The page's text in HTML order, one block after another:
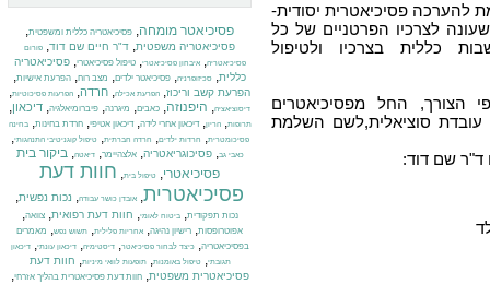
להערכה פסיכיאטרית יסודית-
לצרכיו הפרטניים של כל
כללית בצרכיו ולטיפול
הצורך, החל מפסיכיאטרים
עובדת סוציאלית,לשם השלמת
ד"ר שם דוד:
פסיכיאטר מומחה, פסיכיאטריה כללית ומשפטית,
פסיכיאטריה משפטית, ד"ר חיים שם דוד, פורום
פסיכיאטריה,איבחון פסיכיאטרי,טיפול פסיכיאטרי,פסיכיאטריה
כללית, סכיזופרניה, פסיכיאטר ילדים, מצב רוח, הפרעת אישיות,
הפרעת קשב וריכוז, הפרעת אכילה, חרדה, הפרעות פסיכוטיות,
דיסוציאציה, היפנוזה, כאבים, מיגרנה, פיברומיאלגיה, דיכאון,
תרופות,הריון,דיכאון אחרי לידה,דיכאון אטיפי,חרדת בחינות,בחינה
פסיכומטרית, חרדות ילדים, חרדה חברתית,טיפול קוגניטיבי התנהגותי,
כאבי גב,פסיכוגריאטריה,אלצהיימר,דיאטה,ביקור בית
פסיכיאטרי, טיפול בית, חוות דעת
פסיכיאטרית, אובדן כושר עבודה, נכות נפשית,
נכות תפקודית,ביטוח לאומי, חוות דעת רפואית,צוואה,
אפוטרופסות, רישיון נהיגה, אחריות פלילית, תשוש נפש, מאמרים
בפסיכיאטריה,כיצד לבחור פסיכיאטר,דיסטימיה,דיכאון עונתי,דיכאון
תגובתי,טיפול באומנות,תופעות לוואי מיניות, חוות דעת
פסיכיאטרית משפטית,חוות דעת פסיכיאטרית בהליך אזרחי,